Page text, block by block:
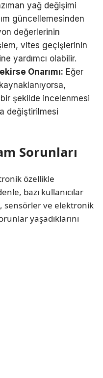
yağ değişimi
güncellemesinden
değerlerinin
vites geçişlerinin
yardımcı olabilir.
Onarımı: Eğer
şekilde incelenmesi
değiştirilmesi
Sorunları
özellikle
bazı kullanıcılar
sensörler ve elektronik
yaşadıklarını